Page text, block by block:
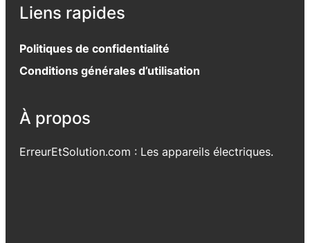
Liens rapides
Politiques de confidentialité
Conditions générales d’utilisation
À propos
ErreurEtSolution.com : Les appareils électriques.